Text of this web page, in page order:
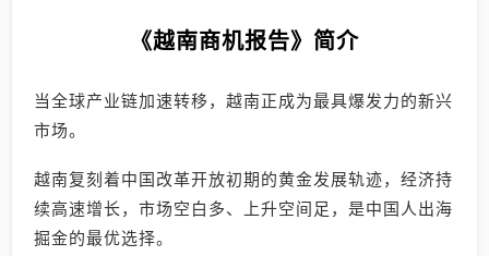
《越南商机报告》简介
当全球产业链加速转移，越南正成为最具爆发力的新兴
市场。
越南复刻着中国改革开放初期的黄金发展轨迹，经济持
续高速增长，市场空白多、上升空间足，是中国人出海
掘金的最优选择。